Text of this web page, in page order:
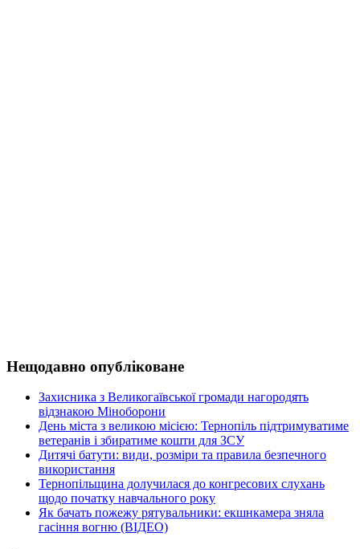
Нещодавно опубліковане
Захисника з Великогаївської громади нагородять
відзнакою Міноборони
День міста з великою місією: Тернопіль підтримуватиме
ветеранів і збиратиме кошти для ЗСУ
Дитячі батути: види, розміри та правила безпечного
використання
Тернопільщина долучилася до конгресових слухань
щодо початку навчального року
Як бачать пожежу рятувальники: екшнкамера зняла
гасіння вогню (ВІДЕО)